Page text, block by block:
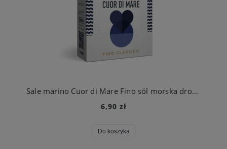
Sale marino Cuor di Mare Fino sól morska drobnoziarnista Niejodowana 1kg
6,90 zł
Do koszyka